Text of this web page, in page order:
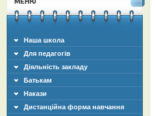
Наша школа
Для педагогів
Діяльність закладу
Батькам
Накази
Дистанційна форма навчання